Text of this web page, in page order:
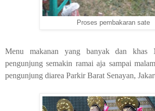
Proses pembakaran sate
Menu makanan yang banyak dan khas
pengunjung semakin ramai aja sampai
pengunjung diarea Parkir Barat Senayan,